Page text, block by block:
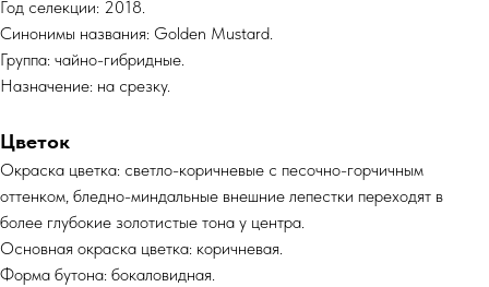
Год селекции: 2018.
Синонимы названия: Golden Mustard.
Группа: чайно-гибридные.
Назначение: на срезку.
Цветок
Окраска цветка: светло-коричневые с песочно-горчичным
оттенком, бледно-миндальные внешние лепестки переходят в
более глубокие золотистые тона у центра.
Основная окраска цветка: коричневая.
Форма бутона: бокаловидная.